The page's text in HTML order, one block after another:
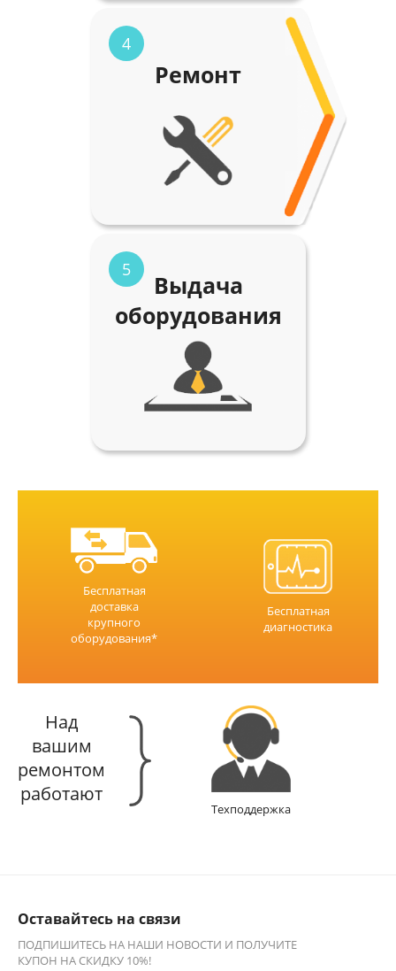
4
Ремонт
5
Выдача
оборудования
Бесплатная
доставка
крупного
оборудования*
Бесплатная
диагностика
Над
вашим
ремонтом
работают
Техподдержка
Оставайтесь на связи
ПОДПИШИТЕСЬ НА НАШИ НОВОСТИ И ПОЛУЧИТЕ
КУПОН НА СКИДКУ 10%!